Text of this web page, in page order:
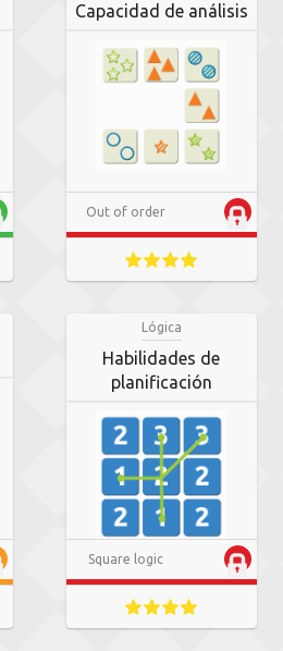
Capacidad de análisis
Out of order
Lógica
Habilidades de
planificación
Square logic